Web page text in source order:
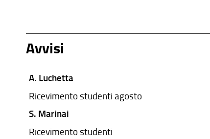
Avvisi
A. Luchetta
Ricevimento studenti agosto
S. Marinai
Ricevimento studenti